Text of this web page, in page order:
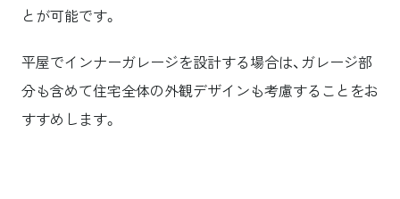
とが可能です。
平屋でインナーガレージを設計する場合は、ガレージ部
分も含めて住宅全体の外観デザインも考慮することをお
すすめします。